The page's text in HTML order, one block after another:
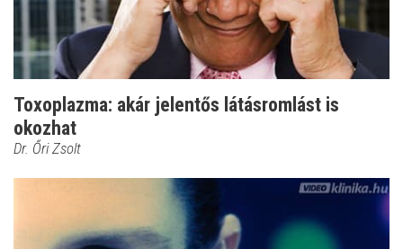
Toxoplazma: akár jelentős látásromlást is
okozhat
Dr. Őri Zsolt